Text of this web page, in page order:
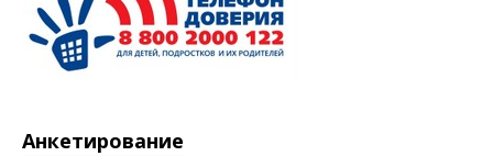
Анкетирование